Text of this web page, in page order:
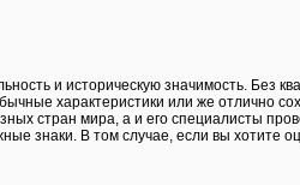
и историческую значимость. Без
характеристики или же отлично
стран мира, а и его специалисты
знаки. В том случае, если вы хотите